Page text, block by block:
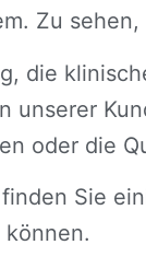
Zu
die
unserer
oder die
Sie